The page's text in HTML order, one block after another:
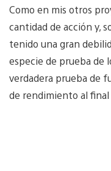
Como en mis otros
cantidad de acción y,
tenido una gran
especie de prueba de
verdadera prueba de
de rendimiento al final